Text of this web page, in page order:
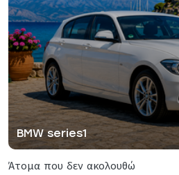
BMW series1
Άτομα που δεν ακολουθώ